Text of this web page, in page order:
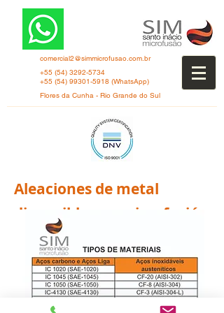
comercial2@simmicrofusao.com.br
+55 (54) 3292-5734
+55 (54) 99301-5918 (WhatsApp)
Flores da Cunha - Rio Grande do Sul
Aleaciones de metal
disponibles en microfusión